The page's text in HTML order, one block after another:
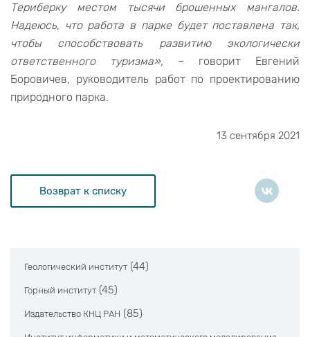
Териберку местом тысячи брошенных мангалов.
Надеюсь, что работа в парке будет поставлена так,
чтобы способствовать развитию экологически
ответственного туризма», – говорит Евгений
Боровичев, руководитель работ по проектированию
природного парка.
13 сентября 2021
Возврат к списку
Геологический институт (44)
Горный институт (45)
Издательство КНЦ РАН (85)